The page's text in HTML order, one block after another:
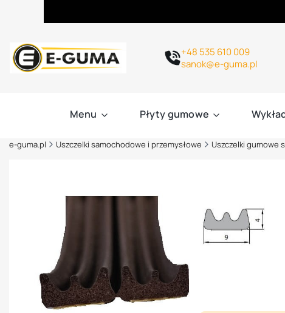
+48 535 610 009
sanok@e-guma.pl
Menu Płyty gumowe
e-guma.pl Uszczelki samochodowe i przemysłowe Uszczelki gumowe